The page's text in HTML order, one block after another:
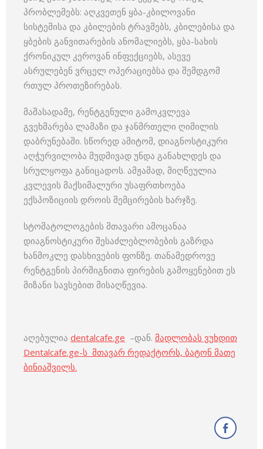
პრობლემებს: აღკვეთენ ყბა-კბილოვანი
სისტემისა და კბილების ტრავმებს, კბილებისა და
ყბების განვითარების ანომალიებს, ყბა-სახის
ქრონიკულ კეროვან ინფექციებს, ასევე
ასრულებენ ვრცელ ოპერაციებსა და შემდგომ
რთულ პროთეზირებას.
მაშასადამე, რენტგენული გამოკვლევა
გვეხმარება ლამაზი და ჯანმრთელი ღიმილის
დაბრუნებაში. სწორედ ამიტომ, დიაგნოსტიკური
აღჭურვილობა მუდმივად უნდა განახლდეს და
სრულყოფა განიცადოს. ამჟამად, მიღწეულია
კვლევის მაქსიმალური უსაფრთხოება
ექსპოზიციის დროის შემცირების ხარჯზე.
სტომატოლოგების მთავარი ამოცანაა
დიაგნოსტიკური შესაძლებლობების გაზრდა
ხანმოკლე დასხივების ფონზე. თანამედროვე
რენტგენის პირშიგნითა ფირების გამოყენებით ეს
მიზანი სავსებით მისაღწევია.
აღებულია dentalcafe.ge –დან. მადლობას ვუხდით
Dentalcafe.ge-ს მთავარ რედაქტორს, ბატონ მათე
ბინიაშვილს.